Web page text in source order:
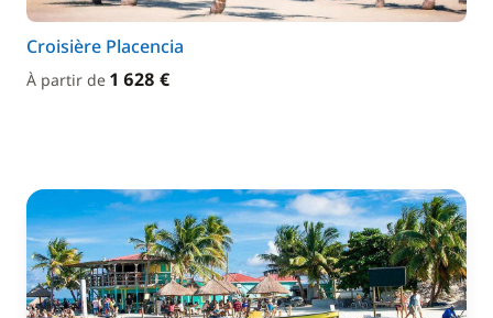
Croisière Placencia
À partir de 1 628 €